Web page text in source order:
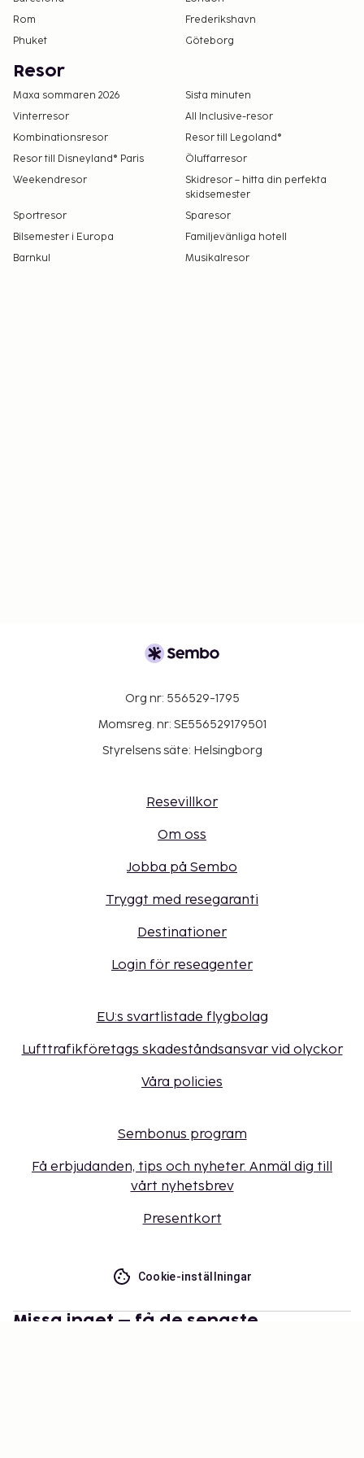
boendets rum.
En del anläggningar kan ha begränsad
tillgänglighet. Gäster kan kontakta receptionen
för mer information med hjälp av
Boendet rengörs av städpersonal.
Kontaktfri incheckning och kontaktfri
utcheckning är tillgängliga.
Rom
Frederikshavn
Phuket
Göteborg
Resor
Maxa sommaren 2026
Sista minuten
Vinterresor
All Inclusive-resor
Kombinationsresor
Resor till Legoland®
Resor till Disneyland® Paris
Öluffarresor
Weekendresor
Skidresor – hitta din perfekta
skidsemester
Sportresor
Sparesor
Bilsemester i Europa
Familjevänliga hotell
Barnkul
Musikalresor
Org nr: 556529-1795
Momsreg. nr: SE556529179501
Styrelsens säte: Helsingborg
Resevillkor
Om oss
Jobba på Sembo
Tryggt med resegaranti
Destinationer
Login för reseagenter
EU:s svartlistade flygbolag
Lufttrafikföretags skadeståndsansvar vid olyckor
Våra policies
Sembonus program
Få erbjudanden, tips och nyheter. Anmäl dig till
vårt nyhetsbrev
Presentkort
Cookie-inställningar
Missa inget – få de senaste